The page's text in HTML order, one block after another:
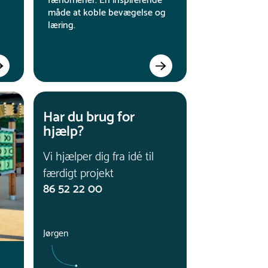
måde at koble bevægelse og
læring.
Har du brug for
hjælp?
Vi hjælper dig fra idé til
færdigt projekt
86 52 22 00
Jørgen